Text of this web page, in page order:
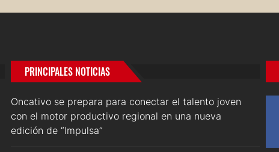
PRINCIPALES NOTICIAS
Oncativo se prepara para conectar el talento joven
con el motor productivo regional en una nueva
edición de “Impulsa”